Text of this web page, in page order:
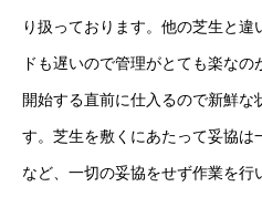
り扱っております。他の芝生と
ドも遅いので管理がとても楽な
開始する直前に仕入るので新鮮な
す。芝生を敷くにあたって妥協
など、一切の妥協をせず作業を